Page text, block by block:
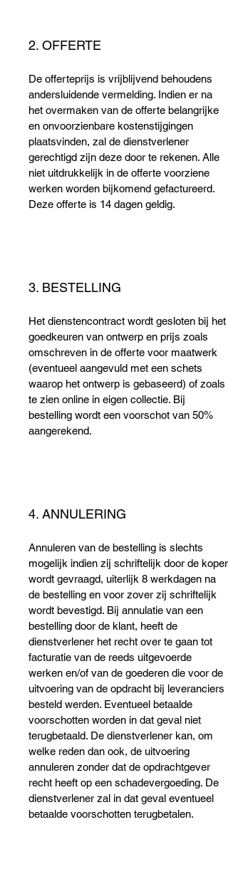
2. OFFERTE
De offerteprijs is vrijblijvend behoudens
andersluidende vermelding. Indien er na
het overmaken van de offerte belangrijke
en onvoorzienbare kostenstijgingen
plaatsvinden, zal de dienstverlener
gerechtigd zijn deze door te rekenen. Alle
niet uitdrukkelijk in de offerte voorziene
werken worden bijkomend gefactureerd.
Deze offerte is 14 dagen geldig.
3. BESTELLING
Het dienstencontract wordt gesloten bij het
goedkeuren van ontwerp en prijs zoals
omschreven in de offerte voor maatwerk
(eventueel aangevuld met een schets
waarop het ontwerp is gebaseerd) of zoals
te zien online in eigen collectie. Bij
bestelling wordt een voorschot van 50%
aangerekend.
4. ANNULERING
Annuleren van de bestelling is slechts
mogelijk indien zij schriftelijk door de koper
wordt gevraagd, uiterlijk 8 werkdagen na
de bestelling en voor zover zij schriftelijk
wordt bevestigd. Bij annulatie van een
bestelling door de klant, heeft de
dienstverlener het recht over te gaan tot
facturatie van de reeds uitgevoerde
werken en/of van de goederen die voor de
uitvoering van de opdracht bij leveranciers
besteld werden. Eventueel betaalde
voorschotten worden in dat geval niet
terugbetaald. De dienstverlener kan, om
welke reden dan ook, de uitvoering
annuleren zonder dat de opdrachtgever
recht heeft op een schadevergoeding. De
dienstverlener zal in dat geval eventueel
betaalde voorschotten terugbetalen.